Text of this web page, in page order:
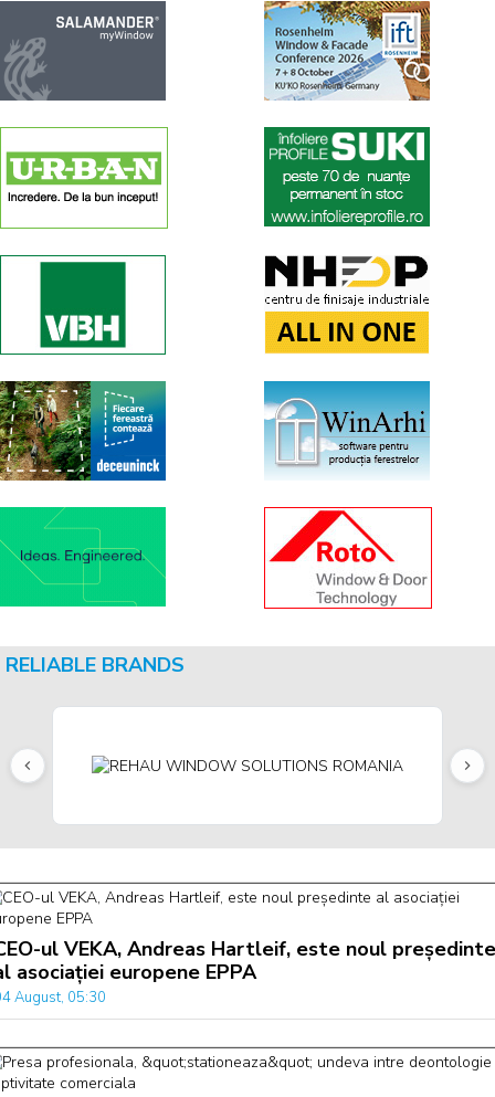
RELIABLE BRANDS
ul VEKA, Andreas Hartleif, este noul președinte
asociației europene EPPA
August, 05:30